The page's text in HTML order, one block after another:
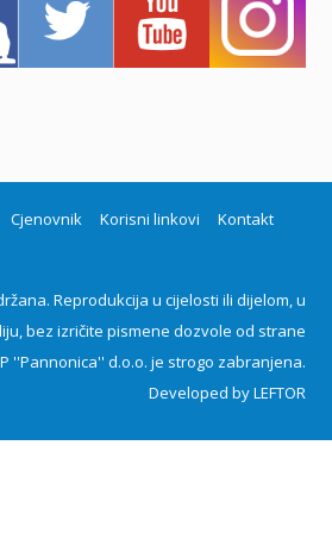
Cjenovnik Korisni linkovi Kontakt
Reprodukcija u cijelosti ili dijelom, u
bez izričite pismene dozvole od strane
''Pannonica'' d.o.o. je strogo zabranjena.
Developed byLEFTOR